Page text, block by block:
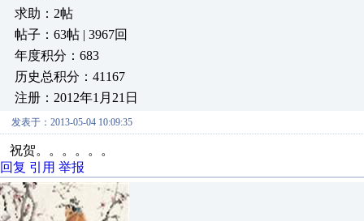
求助：2帖
帖子：63帖 | 3967回
年度积分：683
历史总积分：41167
注册：2012年1月21日
发表于：2013-05-04 10:09:35
祝贺。。。。。。
回复 引用 举报